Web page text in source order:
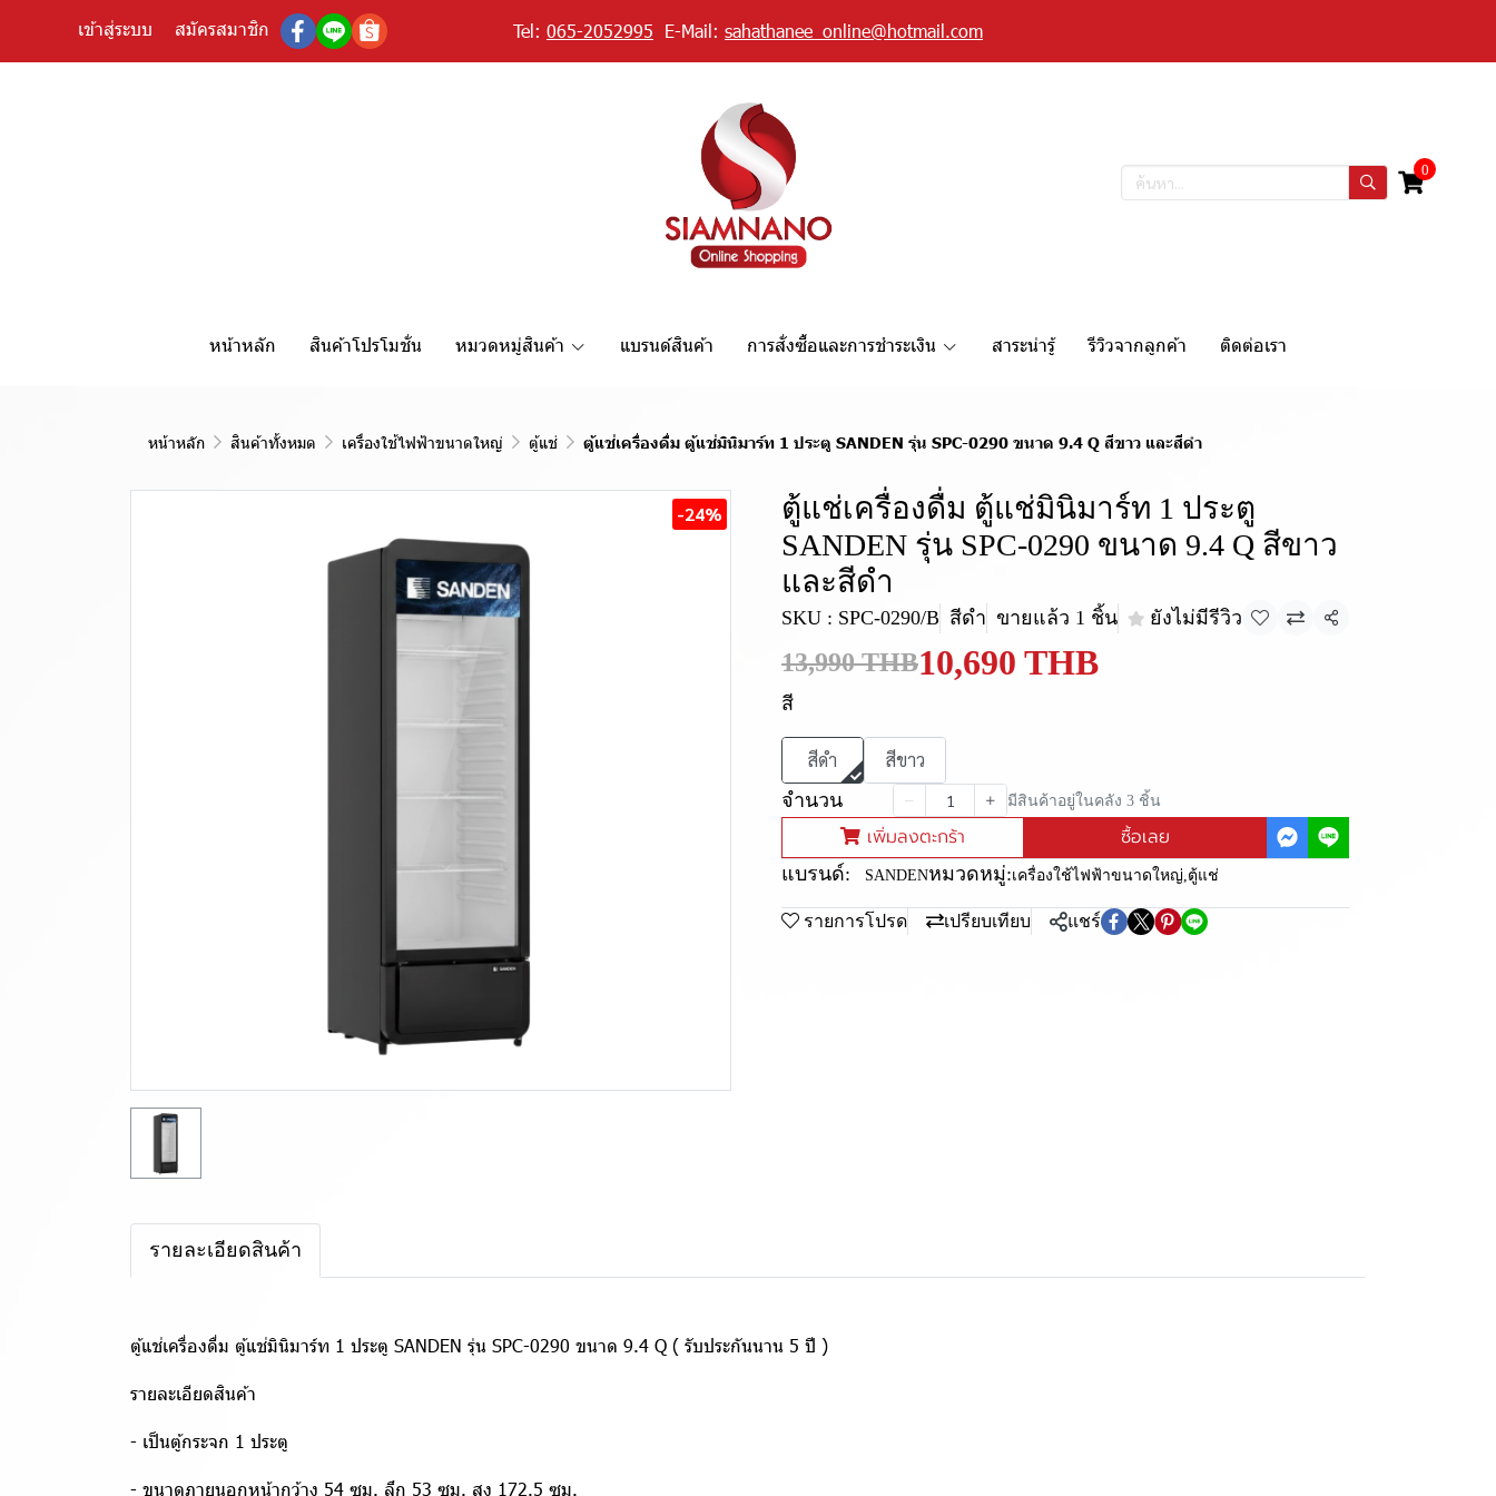
เข้าสู่ระบบ สมัครสมาชิก Tel: 065-2052995 E-Mail: sahathanee_online@hotmail.com
0
หน้าหลัก สินค้าโปรโมชั่น หมวดหมู่สินค้า แบรนด์สินค้า การสั่งซื้อและการชำระเงิน สาระน่ารู้ รีวิวจากลูกค้า ติดต่อเรา
หน้าหลัก สินค้าทั้งหมด เครื่องใช้ไฟฟ้าขนาดใหญ่ ตู้แช่ ตู้แช่เครื่องดื่ม ตู้แช่มินิมาร์ท 1 ประตู SANDEN รุ่น SPC-0290 ขนาด 9.4 Q สีขาว และสีดำ
-24%
ตู้แช่เครื่องดื่ม ตู้แช่มินิมาร์ท 1 ประตู
SANDEN รุ่น SPC-0290 ขนาด 9.4 Q สีขาว
และสีดำ
SKU : SPC-0290/B สีดำ ขายแล้ว 1 ชิ้น ยังไม่มีรีวิว แชร์
13,990 THB10,690 THB
สี
สีดำ สีขาว
จำนวน มีสินค้าอยู่ในคลัง 3 ชิ้น
เพิ่มลงตะกร้า ซื้อเลย
แบรนด์: SANDENหมวดหมู่:เครื่องใช้ไฟฟ้าขนาดใหญ่,ตู้แช่
รายการโปรด เปรียบเทียบ แชร์
รายละเอียดสินค้า
ตู้แช่เครื่องดื่ม ตู้แช่มินิมาร์ท 1 ประตู SANDEN รุ่น SPC-0290 ขนาด 9.4 Q ( รับประกันนาน 5 ปี )
รายละเอียดสินค้า
- เป็นตู้กระจก 1 ประตู
- ขนาดภายนอกหน้ากว้าง 54 ซม. ลึก 53 ซม. สูง 172.5 ซม.